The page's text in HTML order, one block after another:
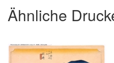
Ähnliche